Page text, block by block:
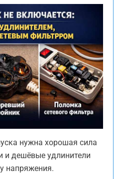
нужна хорошая сила
и дешёвые удлинители
напряжения.